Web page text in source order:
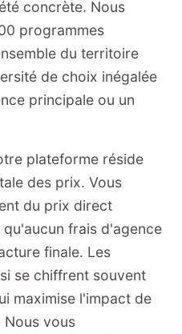
concrète. Nous
programmes
du territoire
de choix inégalée
principale ou un
plateforme réside
des prix. Vous
du prix direct
frais d'agence
finale. Les
se chiffrent souvent
maximise l'impact de
vous